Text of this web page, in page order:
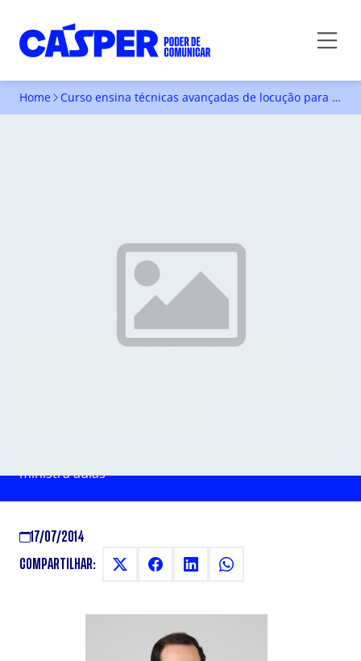
Home Curso ensina técnicas avançadas de locução para telejornalismo
CURSO ENSINA TÉCNICAS
ministra aulas
17/07/2014
COMPARTILHAR: